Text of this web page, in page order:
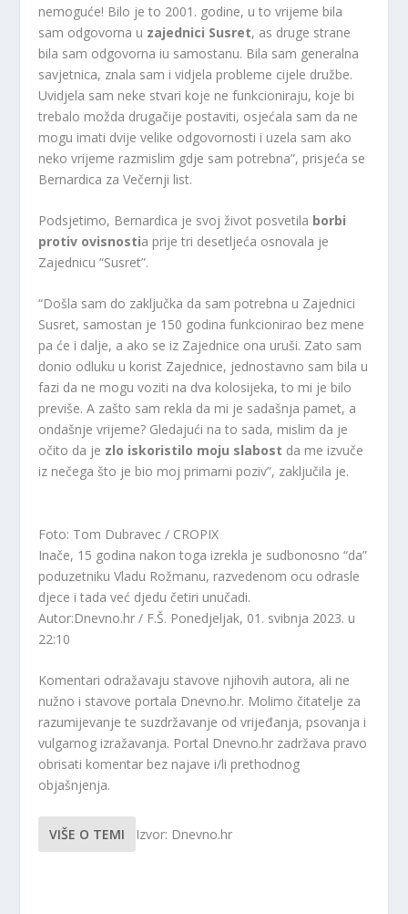
nemoguće! Bilo je to 2001. godine, u to vrijeme bila
sam odgovorna u zajednici Susret, as druge strane
bila sam odgovorna iu samostanu. Bila sam generalna
savjetnica, znala sam i vidjela probleme cijele družbe.
Uvidjela sam neke stvari koje ne funkcioniraju, koje bi
trebalo možda drugačije postaviti, osjećala sam da ne
mogu imati dvije velike odgovornosti i uzela sam ako
neko vrijeme razmislim gdje sam potrebna”, prisjeća se
Bernardica za Večernji list.
Podsjetimo, Bernardica je svoj život posvetila borbi
protiv ovisnostia prije tri desetljeća osnovala je
Zajednicu “Susret”.
“Došla sam do zaključka da sam potrebna u Zajednici
Susret, samostan je 150 godina funkcionirao bez mene
pa će i dalje, a ako se iz Zajednice ona uruši. Zato sam
donio odluku u korist Zajednice, jednostavno sam bila u
fazi da ne mogu voziti na dva kolosijeka, to mi je bilo
previše. A zašto sam rekla da mi je sadašnja pamet, a
ondašnje vrijeme? Gledajući na to sada, mislim da je
očito da je zlo iskoristilo moju slabost da me izvuče
iz nečega što je bio moj primarni poziv”, zaključila je.
Foto: Tom Dubravec / CROPIX
Inače, 15 godina nakon toga izrekla je sudbonosno “da”
poduzetniku Vladu Rožmanu, razvedenom ocu odrasle
djece i tada već djedu četiri unučadi.
Autor:Dnevno.hr / F.Š. Ponedjeljak, 01. svibnja 2023. u
22:10
Komentari odražavaju stavove njihovih autora, ali ne
nužno i stavove portala Dnevno.hr. Molimo čitatelje za
razumijevanje te suzdržavanje od vrijeđanja, psovanja i
vulgarnog izražavanja. Portal Dnevno.hr zadržava pravo
obrisati komentar bez najave i/li prethodnog
objašnjenja.
VIŠE O TEMI Izvor: Dnevno.hr